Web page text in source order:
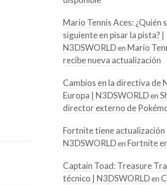
Mario Tennis Aces: ¿Quién
siguiente en pisar la pista? |
N3DSWORLDen Mario
recibe nueva actualización
Cambios en la directiva de
Europa | N3DSWORLDen
director externo de
Fortnite tiene actualización
N3DSWORLDen Fortnite
Captain Toad: Treasure
técnico | N3DSWORLDen